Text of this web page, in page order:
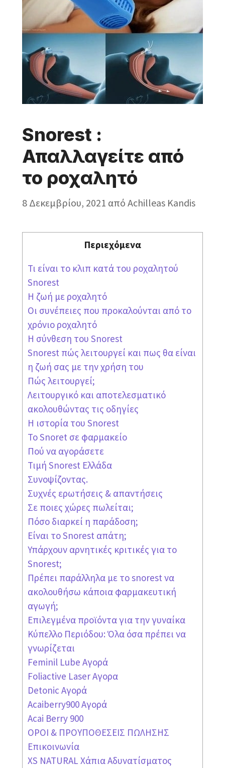
Snorest :
Απαλλαγείτε από
το ροχαλητό
8 Δεκεμβρίου, 2021 από Achilleas Kandis
Περιεχόμενα
Τι είναι το κλιπ κατά του ροχαλητού
Snorest
Η ζωή με ροχαλητό
Οι συνέπειες που προκαλούνται από το
χρόνιο ροχαλητό
Η σύνθεση του Snorest
Snorest πώς λειτουργεί και πως θα είναι
η ζωή σας με την χρήση του
Πώς λειτουργεί;
Λειτουργικό και αποτελεσματικό
ακολουθώντας τις οδηγίες
Η ιστορία του Snorest
Το Snoret σε φαρμακείο
Πού να αγοράσετε
Τιμή Snorest Ελλάδα
Συνοψίζοντας.
Συχνές ερωτήσεις & απαντήσεις
Σε ποιες χώρες πωλείται;
Πόσο διαρκεί η παράδοση;
Είναι το Snorest απάτη;
Υπάρχουν αρνητικές κριτικές για το
Snorest;
Πρέπει παράλληλα με το snorest να
ακολουθήσω κάποια φαρμακευτική
αγωγή;
Επιλεγμένα προϊόντα για την γυναίκα
Κύπελλο Περιόδου: Όλα όσα πρέπει να
γνωρίζεται
Feminil Lube Αγορά
Foliactive Laser Αγορα
Detonic Αγορά
Acaiberry900 Αγορά
Acai Berry 900
ΟΡΟΙ & ΠΡΟΥΠΟΘΕΣΕΙΣ ΠΩΛΗΣΗΣ
Επικοινωνία
XS NATURAL Χάπια Αδυνατίσματος